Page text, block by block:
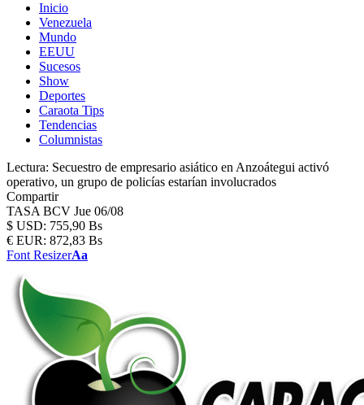
Inicio
Venezuela
Mundo
EEUU
Sucesos
Show
Deportes
Caraota Tips
Tendencias
Columnistas
Lectura: Secuestro de empresario asiático en Anzoátegui activó
operativo, un grupo de policías estarían involucrados
Compartir
TASA BCV Jue 06/08
$ USD: 755,90 Bs
€ EUR: 872,83 Bs
Font ResizerAa